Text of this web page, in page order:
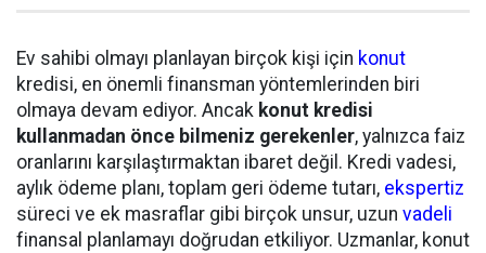
Ev sahibi olmayı planlayan birçok kişi için konut
kredisi, en önemli finansman yöntemlerinden biri
olmaya devam ediyor. Ancak konut kredisi
kullanmadan önce bilmeniz gerekenler, yalnızca faiz
oranlarını karşılaştırmaktan ibaret değil. Kredi vadesi,
aylık ödeme planı, toplam geri ödeme tutarı, ekspertiz
süreci ve ek masraflar gibi birçok unsur, uzun vadeli
finansal planlamayı doğrudan etkiliyor. Uzmanlar, konut